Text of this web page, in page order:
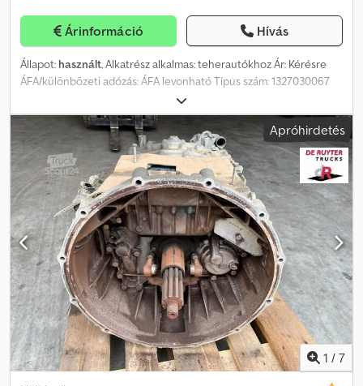
Árinformáció Hívás
Állapot: használt, Alkatrész alkalmas: teherautókhoz Ár: Kérésre
ÁFA/különbözeti adózás: ÁFA levonható Típus szám: 1327030067
Apróhirdetés
1 / 7